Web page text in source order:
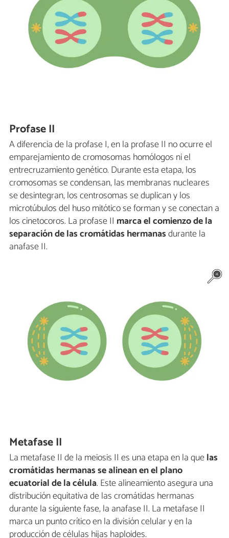
Profase II
A diferencia de la profase I, en la profase II no ocurre el
emparejamiento de cromosomas homólogos ni el
entrecruzamiento genético. Durante esta etapa, los
cromosomas se condensan, las membranas nucleares
se desintegran, los centrosomas se duplican y los
microtúbulos del huso mitótico se forman y se conectan a
los cinetocoros. La profase II marca el comienzo de la
separación de las cromátidas hermanasdurante la
anafase II.
Metafase II
La metafase II de la meiosis II es una etapa en la quelas
cromátidas hermanas se alinean en el plano
ecuatorial de la célula. Este alineamiento asegura una
distribución equitativa de las cromátidas hermanas
durante la siguiente fase, la anafase II. La metafase II
marca un punto crítico en la división celular y en la
producción de células hijas haploides.